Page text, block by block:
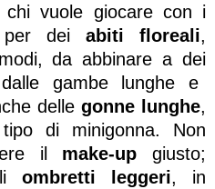
vuole giocare con i
per dei abiti floreali,
da abbinarea dei
gambe lunghe e
delle gonne lunghe,
di minigonna. Non
il make-up giusto;
ombretti leggeri, in